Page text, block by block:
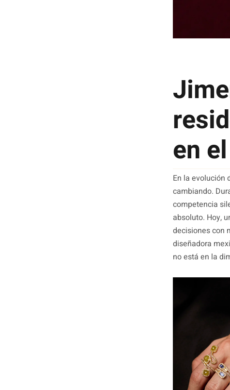
en
En la evolución
cambiando.
competencia
absoluto. Hoy,
decisiones con
diseñadora
no está en la